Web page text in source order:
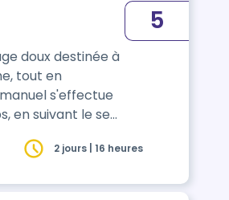
doux destinée à
tout en
s'effectue
en suivant le sens
5
2 jours | 16 heures